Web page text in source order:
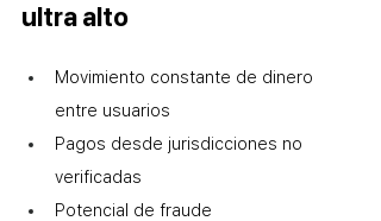
ultra alto
Movimiento constante de dinero
entre usuarios
Pagos desde jurisdicciones no
verificadas
Potencial de fraude